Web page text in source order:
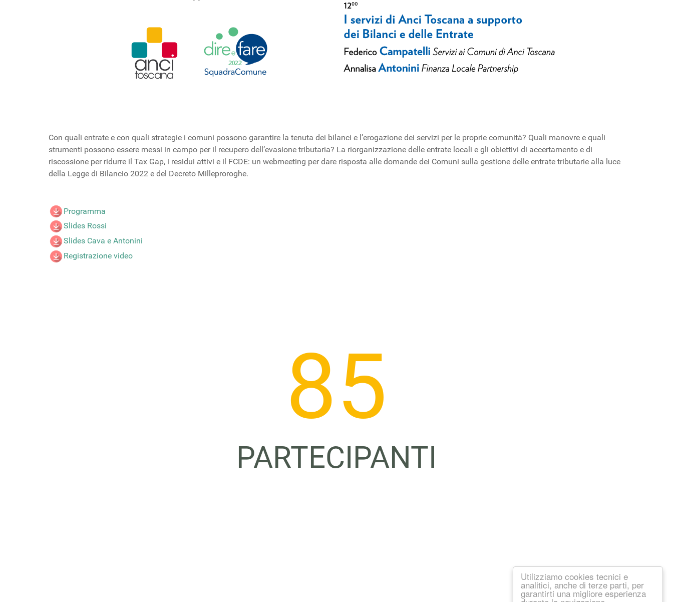
Utilizziamo cookies tecnici e
analitici, anche di terze parti, per
garantirti una migliore esperienza
Con quali entrate e con quali strategie i comuni possono garantire la tenuta dei bilanci e l’erogazione dei servizi per le proprie comunità? Quali manovre e quali
strumenti possono essere messi in campo per il recupero dell’evasione tributaria? La riorganizzazione delle entrate locali e gli obiettivi di accertamento e di
riscossione per ridurre il Tax Gap, i residui attivi e il FCDE: un webmeeting per dare risposta alle domande dei Comuni sulla gestione delle entrate tributarie alla luce
della Legge di Bilancio 2022 e del Decreto Milleproroghe.
Programma
Slides Rossi
Slides Cava e Antonini
Registrazione video
86
PARTECIPANTI